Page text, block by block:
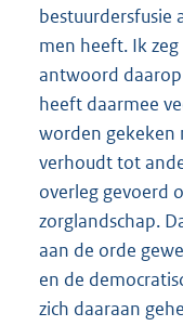
bestuurdersfusie
men heeft. Ik
antwoord
heeft daarmee
worden gekeken
verhoudt tot
overleg gevoerd
zorglandschap.
aan de orde
en de
zich daaraan